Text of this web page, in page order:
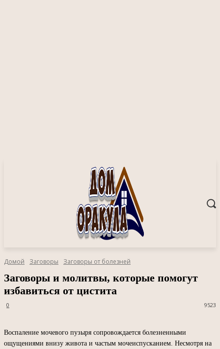
Домой Заговоры Заговоры от болезней
Заговоры и молитвы, которые помогут
избавиться от цистита
9523
0
Воспаление мочевого пузыря сопровождается болезненными
ощущениями внизу живота и частым мочеиспусканием. Несмотря на